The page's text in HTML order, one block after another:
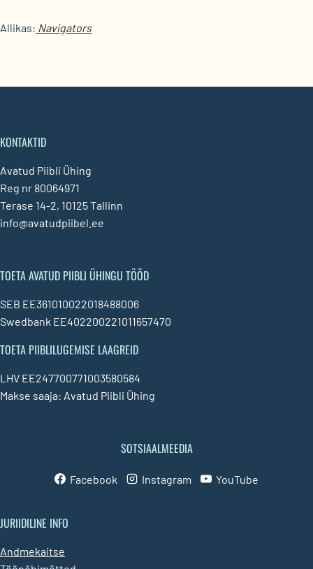
Allikas: Navigators
KONTAKTID
Avatud Piibli Ühing
Reg nr 80064971
Terase 14-2, 10125 Tallinn
info@avatudpiibel.ee
TOETA AVATUD PIIBLI ÜHINGU TÖÖD
SEB EE361010022018488006
Swedbank EE402200221011657470
TOETA PIIBLILUGEMISE LAAGREID
LHV EE247700771003580584
Makse saaja: Avatud Piibli Ühing
SOTSIAALMEEDIA
Facebook Instagram YouTube
JURIIDILINE INFO
Andmekaitse